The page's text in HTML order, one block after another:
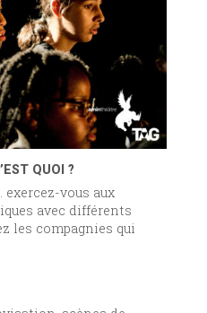
QUOI ?
exercez-vous aux
avec différents
les compagnies qui